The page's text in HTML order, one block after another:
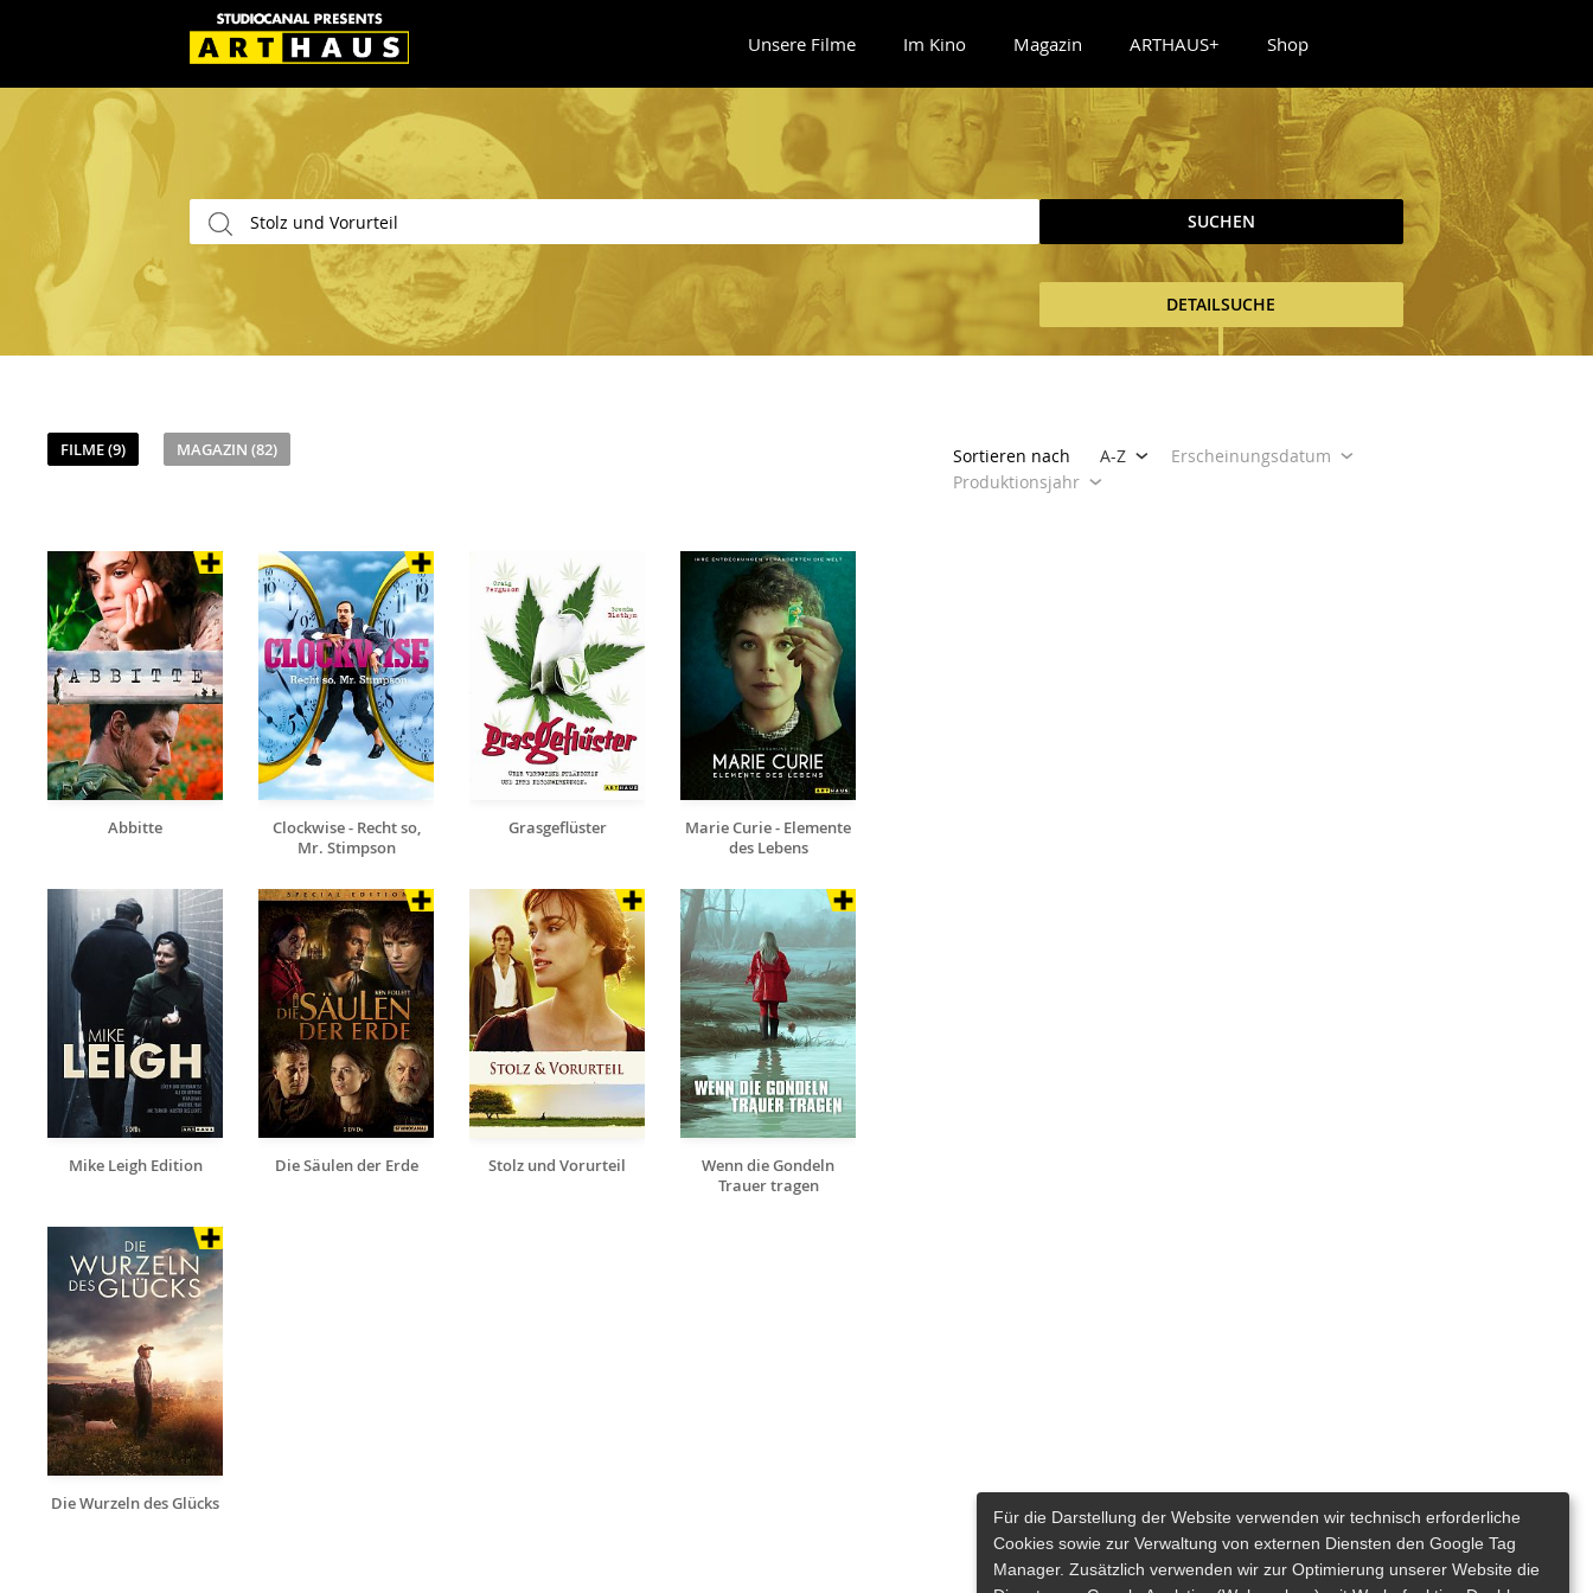
Unsere Filme Im Kino Magazin ARTHAUS+ Shop
SUCHEN
DETAILSUCHE
FILME (9) MAGAZIN (82) Sortieren nach A-Z
Erscheinungsdatum
Produktionsjahr
Abbitte
Clockwise - Recht so,
Mr. Stimpson
Grasgeflüster
Marie Curie - Elemente
des Lebens
Mike Leigh Edition Die Säulen der Erde Stolz und Vorurteil
Wenn die Gondeln
Trauer tragen
Die Wurzeln des Glücks
Für die Darstellung der Website verwenden wir technisch erforderliche
Cookies sowie zur Verwaltung von externen Diensten den Google Tag
Manager. Zusätzlich verwenden wir zur Optimierung unserer Website die